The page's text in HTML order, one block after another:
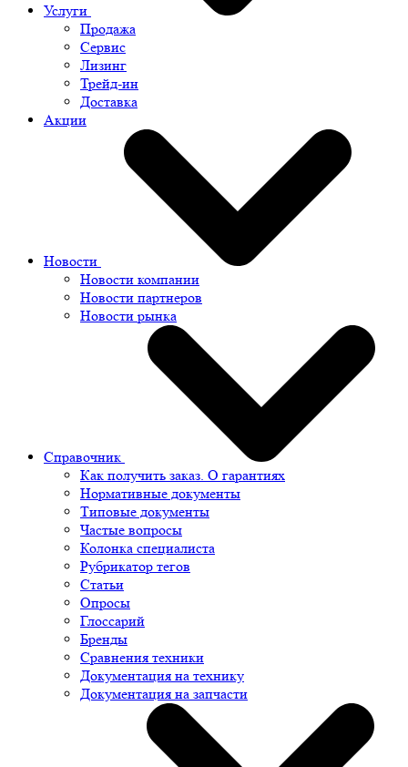
Услуги
Продажа
Сервис
Лизинг
Трейд-ин
Доставка
Акции
Новости
Новости компании
Новости партнеров
Новости рынка
Справочник
Как получить заказ. О гарантиях
Нормативные документы
Типовые документы
Частые вопросы
Колонка специалиста
Рубрикатор тегов
Статьи
Опросы
Глоссарий
Бренды
Сравнения техники
Документация на технику
Документация на запчасти